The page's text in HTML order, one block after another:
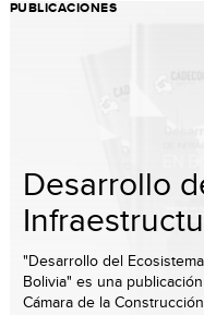
PUBLICACIONES
Desarrollo
"Desarrollo del
Bolivia" es una
Cámara de la